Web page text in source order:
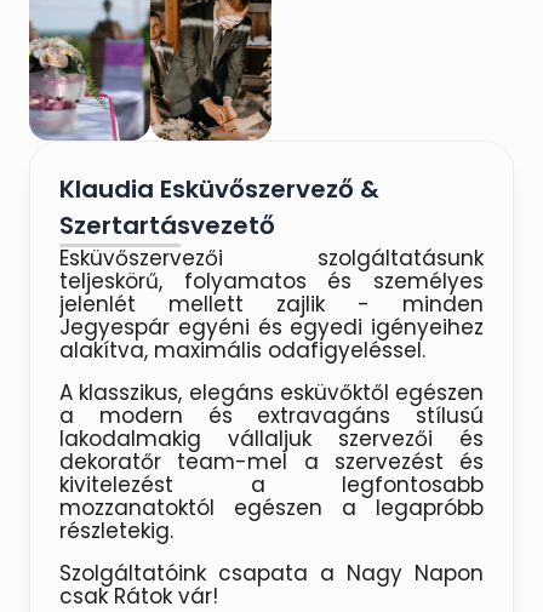
Klaudia Esküvőszervező &
Szertartásvezető
Esküvőszervezői szolgáltatásunk
teljeskörű, folyamatos és személyes
jelenlét mellett zajlik - minden
Jegyespár egyéni és egyedi igényeihez
alakítva, maximális odafigyeléssel.
A klasszikus, elegáns esküvőktől egészen
a modern és extravagáns stílusú
lakodalmakig vállaljuk szervezői és
dekoratőr team-mel a szervezést és
kivitelezést a legfontosabb
mozzanatoktól egészen a legapróbb
részletekig.
Szolgáltatóink csapata a Nagy Napon
csak Rátok vár!